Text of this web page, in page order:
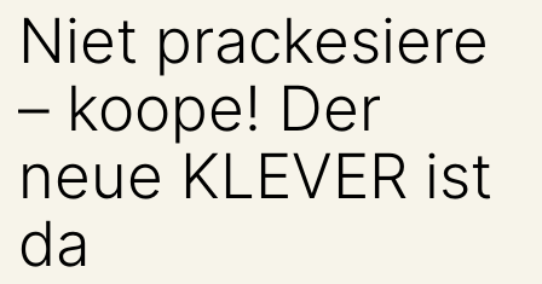
Niet prackesiere
– koope! Der
neue KLEVER ist
da